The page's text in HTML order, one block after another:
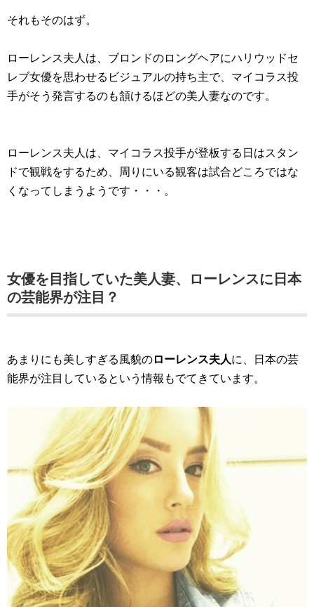
それもそのはず。
ローレンス夫人は、ブロンドのロングヘアにハリウッドセ
レブ女優を思わせるビジュアルの持ち主で、マイコラス投
手がそう発言するのも頷けるほどの美人妻なのです。
ローレンス夫人は、マイコラス投手が登板する日はスタン
ドで観戦をするため、周りにいる観客は試合どころではな
くなってしまうようです・・・。
女優を目指していた美人妻、ローレンスに日本
の芸能界が注目？
あまりにも美しすぎる風貌のローレンス夫人に、日本の芸
能界が注目しているという情報もでてきています。